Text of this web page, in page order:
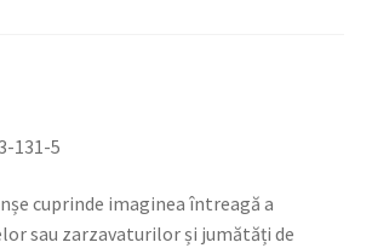
131-5
cuprinde imaginea întreagă a
sau zarzavaturilor și jumătăți de